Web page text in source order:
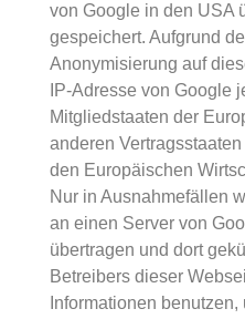
von Google in den USA
gespeichert. Aufgrund
Anonymisierung auf
IP-Adresse von Google
Mitgliedstaaten der
anderen
den Europäischen
Nur in Ausnahmefällen
an einen Server von
übertragen und dort
Betreibers dieser
Informationen